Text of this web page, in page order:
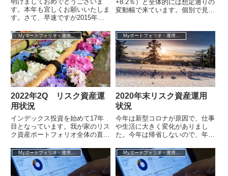
す。本年も宜しくお願いいたしま
す。さて、早速ですが2015年末
計しました。リスク資産ポートフ
ォリオ全体...
+8.2％）と全体的には想定通りの
変動幅で来ています。個別で見る
外な...
Myポートフォリオ・運用成績
2022年2Q リスク資産運
用状況
インデックス投資を始めて17年
目となっています。我が家のリス
ク資産ポートフォリオ全体の直近
は－6.2％となりました。2006...
Myポートフォリオ・運用成績
2020年末リスク資産運用
状況
今年は新型コロナが原因で、仕事
や生活に大きく変化がありまし
た。今年は帰省しないので、年末
もりですが、その前に3ヶ月に1
回のリスク資...
Myポートフォリオ・運用成績 Myポートフォリオ・運用成績